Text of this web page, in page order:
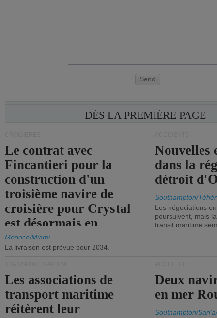
Send
DÈS LA PREMIÈRE PAGE
Le contrat avec
Fincantieri pour la
construction d'un
troisième navire de
croisière pour Crystal
est désormais en
vigueur.
Monaco/Miami
La livraison est prévue pour 2034.
Nouvelles
dans la
détroit
Southampton/
Les négociations
poursuivent, mais
transit maritime
Les associations de
transport maritime
réitèrent leur
Deux
en mer
Southampton/